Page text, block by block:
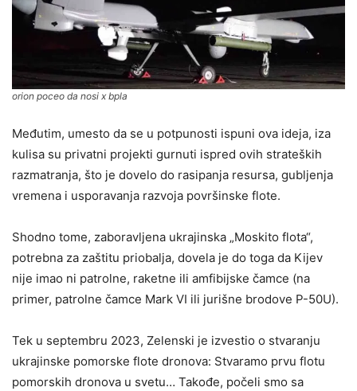
orion poceo da nosi x bpla
Međutim, umesto da se u potpunosti ispuni ova ideja, iza
kulisa su privatni projekti gurnuti ispred ovih strateških
razmatranja, što je dovelo do rasipanja resursa, gubljenja
vremena i usporavanja razvoja površinske flote.
Shodno tome, zaboravljena ukrajinska „Moskito flota“,
potrebna za zaštitu priobalja, dovela je do toga da Kijev
nije imao ni patrolne, raketne ili amfibijske čamce (na
primer, patrolne čamce Mark VI ili jurišne brodove P-50U).
Tek u septembru 2023, Zelenski je izvestio o stvaranju
ukrajinske pomorske flote dronova: Stvaramo prvu flotu
pomorskih dronova u svetu… Takođe, počeli smo sa